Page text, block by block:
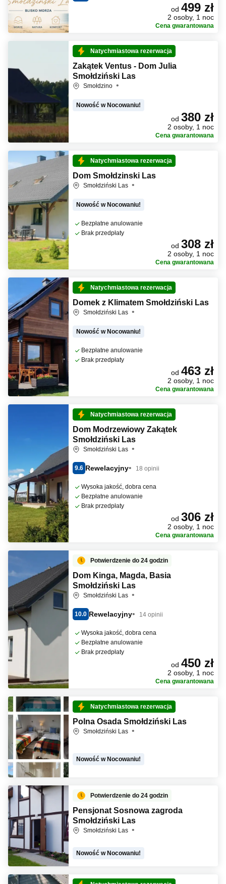
od 499 zł
2 osoby, 1 noc
Cena gwarantowana
Natychmiastowa rezerwacja
Zakątek Ventus - Dom Julia
Smołdziński Las
Smołdzino
Nowość w Nocowaniu!
od 380 zł
2 osoby, 1 noc
Cena gwarantowana
Natychmiastowa rezerwacja
Dom Smołdzinski Las
Smołdziński Las
Nowość w Nocowaniu!
Bezpłatne anulowanie
Brak przedpłaty
od 308 zł
2 osoby, 1 noc
Cena gwarantowana
Natychmiastowa rezerwacja
Domek z Klimatem Smołdziński Las
Smołdziński Las
Nowość w Nocowaniu!
Bezpłatne anulowanie
Brak przedpłaty
od 463 zł
2 osoby, 1 noc
Cena gwarantowana
Natychmiastowa rezerwacja
Dom Modrzewiowy Zakątek
Smołdziński Las
Smołdziński Las
9.6 Rewelacyjny 18 opinii
Wysoka jakość, dobra cena
Bezpłatne anulowanie
Brak przedpłaty
od 306 zł
2 osoby, 1 noc
Cena gwarantowana
Potwierdzenie do 24 godzin
Dom Kinga, Magda, Basia
Smołdziński Las
Smołdziński Las
10.0 Rewelacyjny 14 opinii
Wysoka jakość, dobra cena
Bezpłatne anulowanie
Brak przedpłaty
od 450 zł
2 osoby, 1 noc
Cena gwarantowana
Natychmiastowa rezerwacja
Polna Osada Smołdziński Las
Smołdziński Las
Nowość w Nocowaniu!
Potwierdzenie do 24 godzin
Pensjonat Sosnowa zagroda
Smołdziński Las
Smołdziński Las
Nowość w Nocowaniu!